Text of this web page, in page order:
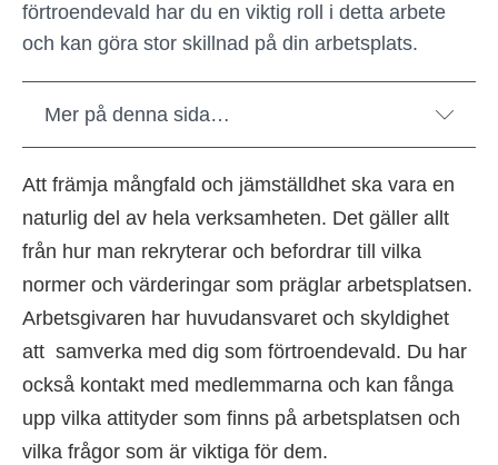
förtroendevald har du en viktig roll i detta arbete
och kan göra stor skillnad på din arbetsplats.
Mer på denna sida…
Att främja mångfald och jämställdhet ska vara en
naturlig del av hela verksamheten. Det gäller allt
från hur man rekryterar och befordrar till vilka
normer och värderingar som präglar arbetsplatsen.
Arbetsgivaren har huvudansvaret och skyldighet
att samverka med dig som förtroendevald. Du har
också kontakt med medlemmarna och kan fånga
upp vilka attityder som finns på arbetsplatsen och
vilka frågor som är viktiga för dem.